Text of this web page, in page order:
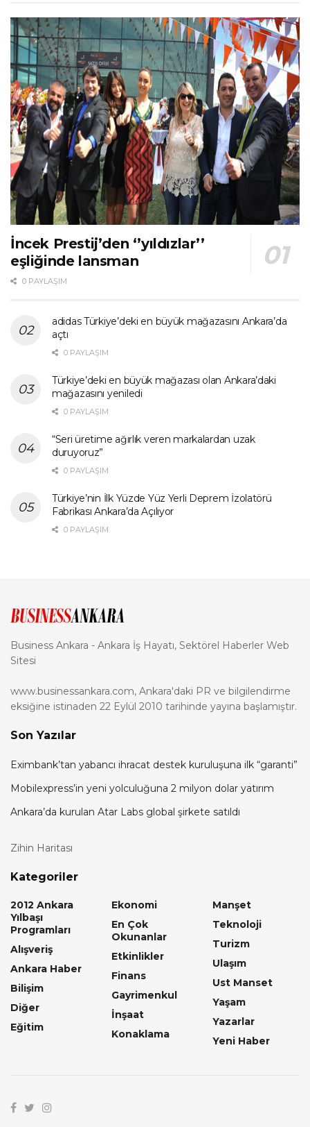
İncek Prestij’den ‘’yıldızlar’’
eşliğinde lansman
0 PAYLAŞIM
adidas Türkiye’deki en büyük mağazasını Ankara’da
açtı
0 PAYLAŞIM
Türkiye’deki en büyük mağazası olan Ankara’daki
mağazasını yeniledi
0 PAYLAŞIM
“Seri üretime ağırlık veren markalardan uzak
duruyoruz”
0 PAYLAŞIM
Türkiye’nin İlk Yüzde Yüz Yerli Deprem İzolatörü
Fabrikası Ankara’da Açılıyor
0 PAYLAŞIM
Business Ankara - Ankara İş Hayatı, Sektörel Haberler Web
Sitesi
www.businessankara.com, Ankara'daki PR ve bilgilendirme
eksiğine istinaden 22 Eylül 2010 tarihinde yayına başlamıştır.
Son Yazılar
Eximbank’tan yabancı ihracat destek kuruluşuna ilk “garanti”
Mobilexpress’in yeni yolculuğuna 2 milyon dolar yatırım
Ankara’da kurulan Atar Labs global şirkete satıldı
Zihin Haritası
Kategoriler
2012 Ankara
Yılbaşı
Programları
Alışveriş
Ankara Haber
Bilişim
Diğer
Eğitim
Ekonomi
En Çok
Okunanlar
Etkinlikler
Finans
Gayrimenkul
İnşaat
Konaklama
Manşet
Teknoloji
Turizm
Ulaşım
Ust Manset
Yaşam
Yazarlar
Yeni Haber